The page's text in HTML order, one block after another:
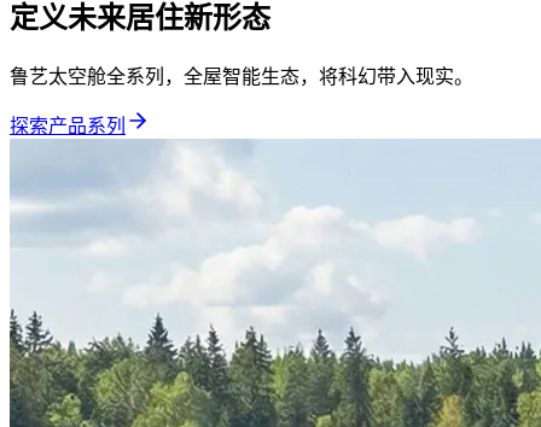
定义未来居住新形态
鲁艺太空舱全系列，全屋智能生态，将科幻带入现实。
探索产品系列